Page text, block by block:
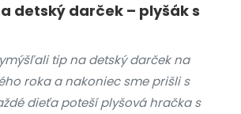
detský darček – plyšák s
tip na detský darček na
roka a nakoniec sme prišli s
dieťa poteší plyšová hračka s